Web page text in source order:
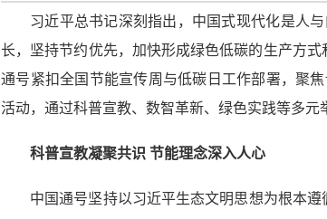
习近平总书记深刻指出，中国式现代化是人
长，坚持节约优先，加快形成绿色低碳的生产方
通号紧扣全国节能宣传周与低碳日工作部署，聚
活动，通过科普宣教、数智革新、绿色实践等多元
科普宣教凝聚共识 节能理念深入人心
中国通号坚持以习近平生态文明思想为根本